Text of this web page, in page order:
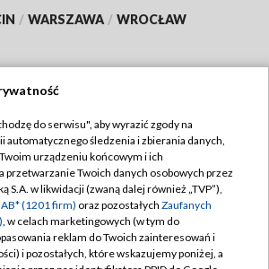
/ WARSZAWA / WROCŁAW
TVP
TVP
Cyfrowa
Regulamin TVP
Polityka prywatności
Moje zgody
Pomoc
do serwisu", aby wyrazić zgody na
automatycznego śledzenia i zbierania danych,
urządzeniu końcowym i ich
przetwarzanie Twoich danych osobowych przez
S.A. w likwidacji (zwaną dalej również „TVP”),
(1201 firm) oraz pozostałych Zaufanych
, w celach marketingowych (w tym do
reklam do Twoich zainteresowań i
i pozostałych, które wskazujemy poniżej, a